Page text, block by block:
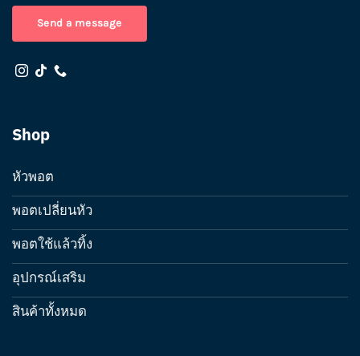
Send a message
Shop
หัวพอต
พอตเปลี่ยนหัว
พอตใช้แล้วทิ้ง
อุปกรณ์เสริม
สินค้าทั้งหมด